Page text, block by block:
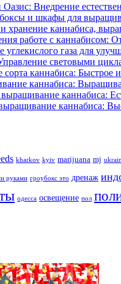
Оазис: Внедрение
и шкафы для
хранение каннабиса,
работе с каннабисом:
углекислого газа для
световыми
сорта каннабиса:
каннабиса:
каннабиса:
каннабиса:
kharkov kyiv marijuana mj
руками гроубокс это дренаж
одесса освещение пол